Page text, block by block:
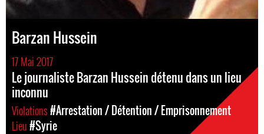
Barzan Hussein
17 Mai 2017
Le journaliste Barzan Hussein détenu dans un lieu
inconnu
Violations#Arrestation / Détention / Emprisonnement
Lieu#Syrie